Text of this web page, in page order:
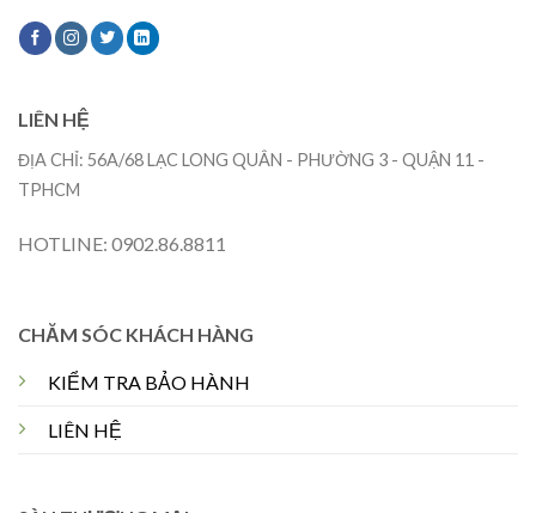
CHĂM SÓC KHÁCH HÀNG
KIỂM TRA BẢO HÀNH
LIÊN HỆ
LIÊN HỆ
ĐỊA CHỈ: 56A/68 LẠC LONG QUÂN - PHƯỜNG 3 - QUẬN 11 -
TPHCM
HOTLINE: 0902.86.8811